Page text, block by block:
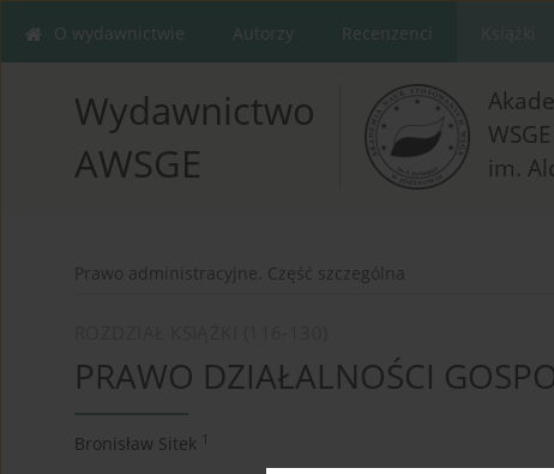
O wydawnictwie Autorzy Recenzenci
Wydawnictwo
AWSGE
WSGE
im.
Prawo administracyjne. Część szczególna
PRAWO DZIAŁALNOŚCI
Bronisław Sitek 1